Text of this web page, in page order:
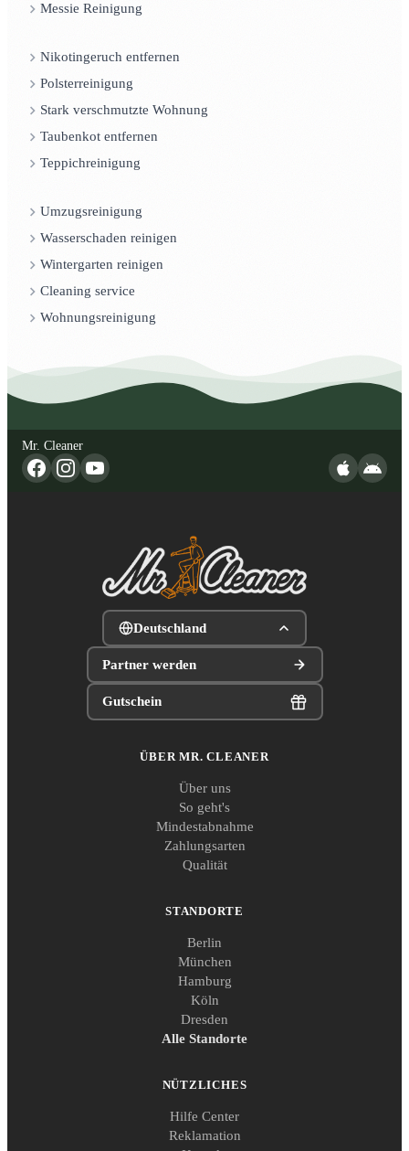
Messie Reinigung
Nikotingeruch entfernen
Polsterreinigung
Stark verschmutzte Wohnung
Taubenkot entfernen
Teppichreinigung
Umzugsreinigung
Wasserschaden reinigen
Wintergarten reinigen
Cleaning service
Wohnungsreinigung
Mr. Cleaner
Deutschland
Partner werden
Gutschein
ÜBER MR. CLEANER
Über uns
So geht's
Mindestabnahme
Zahlungsarten
Qualität
STANDORTE
Berlin
München
Hamburg
Köln
Dresden
Alle Standorte
NÜTZLICHES
Hilfe Center
Reklamation